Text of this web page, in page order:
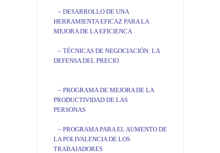
– DESARROLLO DE UNA
HERRAMIENTA EFICAZ PARA LA
MEJORA DE LA EFICIENCA
– TÉCNICAS DE NEGOCIACIÓN: LA
DEFENSA DEL PRECIO
– PROGRAMA DE MEJORA DE LA
PRODUCTIVIDAD DE LAS
PERSONAS
– PROGRAMA PARA EL AUMENTO DE
LA POLIVALENCIA DE LOS
TRABAJADORES